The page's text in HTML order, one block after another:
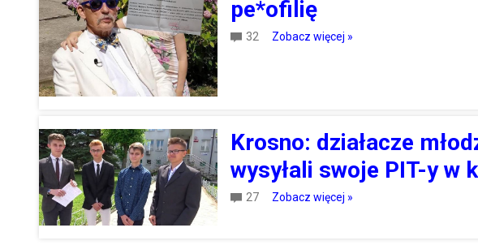
pe*ofilię
32 Zobacz więcej »
Krosno: działacze
wysyłali swoje PIT-y w
27 Zobacz więcej »